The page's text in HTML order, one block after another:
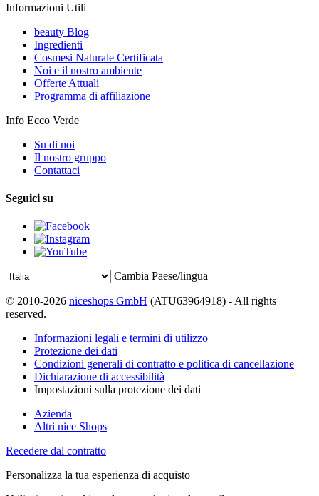
Informazioni Utili
beauty Blog
Ingredienti
Cosmesi Naturale Certificata
Noi e il nostro ambiente
Offerte Attuali
Programma di affiliazione
Info Ecco Verde
Su di noi
Il nostro gruppo
Contattaci
Seguici su
Cambia Paese/lingua
© 2010-2026 niceshops GmbH (ATU63964918) - All rights
reserved.
Informazioni legali e termini di utilizzo
Protezione dei dati
Condizioni generali di contratto e politica di cancellazione
Dichiarazione di accessibilità
Impostazioni sulla protezione dei dati
Azienda
Altri nice Shops
Recedere dal contratto
Personalizza la tua esperienza di acquisto